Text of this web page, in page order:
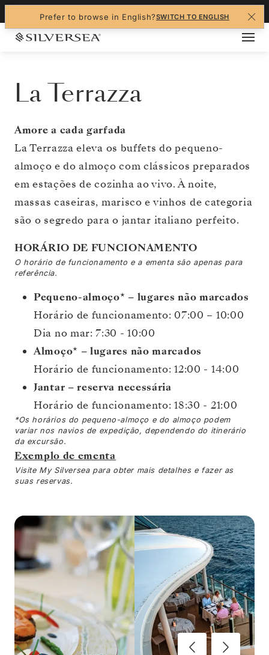
Prefer to browse in English?SWITCH TO ENGLISH
La Terrazza
Amore a cada garfada
La Terrazza eleva os buffets do pequeno-
almoço e do almoço com clássicos preparados
em estações de cozinha ao vivo. À noite,
massas caseiras, marisco e vinhos de categoria
são o segredo para o jantar italiano perfeito.
HORÁRIO DE FUNCIONAMENTO
O horário de funcionamento e a ementa são apenas para
referência.
Pequeno-almoço* – lugares não marcados
Horário de funcionamento: 07:00 – 10:00
Dia no mar: 7:30 - 10:00
Almoço* – lugares não marcados
Horário de funcionamento: 12:00 - 14:00
Jantar – reserva necessária
Horário de funcionamento: 18:30 - 21:00
*Os horários do pequeno-almoço e do almoço podem
variar nos navios de expedição, dependendo do itinerário
da excursão.
Exemplo de ementa
Visite My Silversea para obter mais detalhes e fazer as
suas reservas.